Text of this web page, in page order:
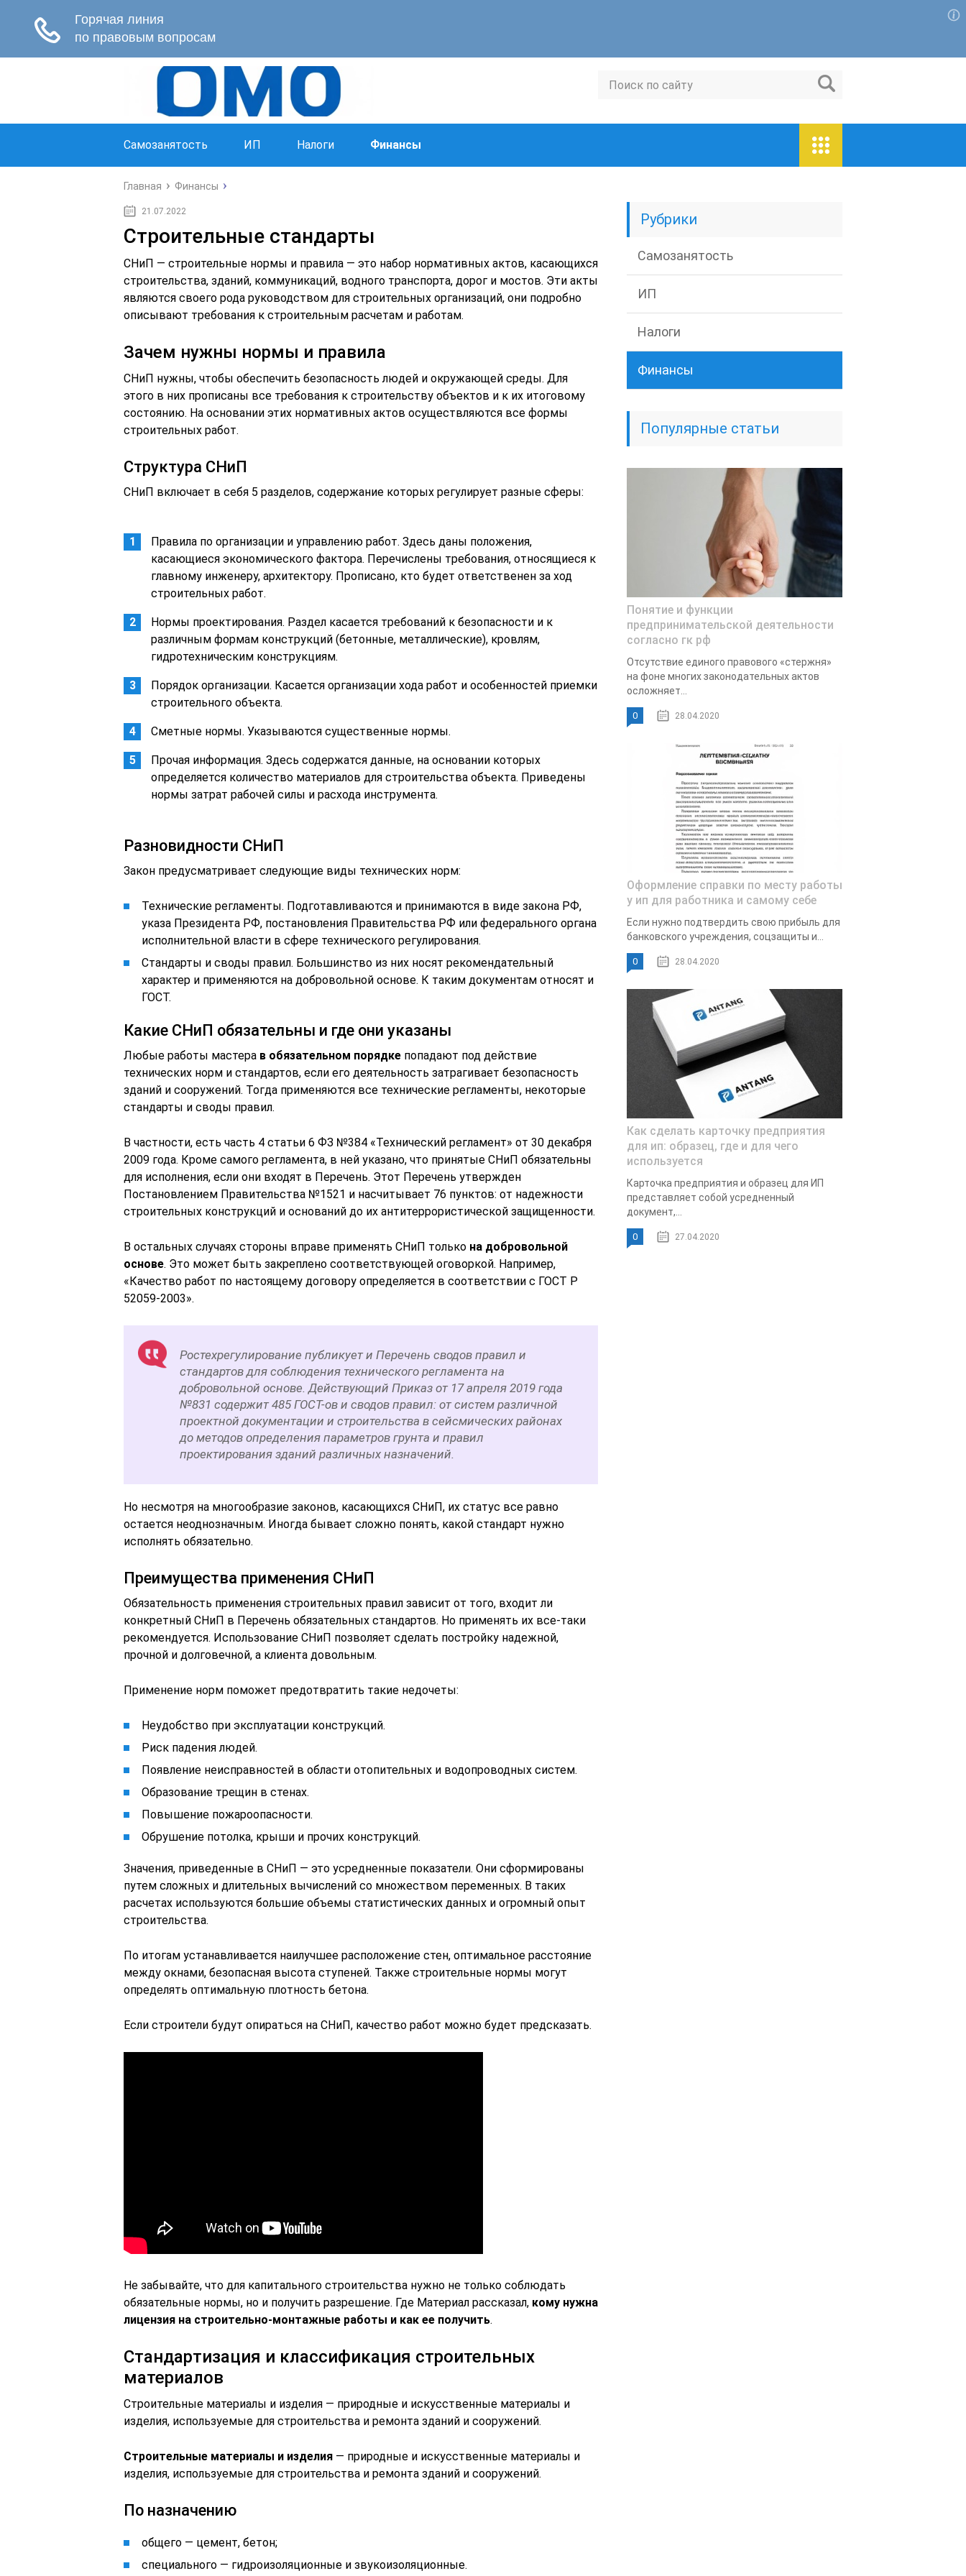
Самозанятость ИП Налоги Финансы
Главная Финансы
21.07.2022
Строительные стандарты
СНиП — строительные нормы и правила — это набор нормативных актов, касающихся
строительства, зданий, коммуникаций, водного транспорта, дорог и мостов. Эти акты
являются своего рода руководством для строительных организаций, они подробно
описывают требования к строительным расчетам и работам.
Зачем нужны нормы и правила
СНиП нужны, чтобы обеспечить безопасность людей и окружающей среды. Для
этого в них прописаны все требования к строительству объектов и к их итоговому
состоянию. На основании этих нормативных актов осуществляются все формы
строительных работ.
Структура СНиП
СНиП включает в себя 5 разделов, содержание которых регулирует разные сферы:
Правила по организации и управлению работ. Здесь даны положения,
касающиеся экономического фактора. Перечислены требования, относящиеся к
главному инженеру, архитектору. Прописано, кто будет ответственен за ход
строительных работ.
Нормы проектирования. Раздел касается требований к безопасности и к
различным формам конструкций (бетонные, металлические), кровлям,
гидротехническим конструкциям.
Порядок организации. Касается организации хода работ и особенностей приемки
строительного объекта.
Сметные нормы. Указываются существенные нормы.
Прочая информация. Здесь содержатся данные, на основании которых
определяется количество материалов для строительства объекта. Приведены
нормы затрат рабочей силы и расхода инструмента.
Разновидности СНиП
Закон предусматривает следующие виды технических норм:
Технические регламенты. Подготавливаются и принимаются в виде закона РФ,
указа Президента РФ, постановления Правительства РФ или федерального органа
исполнительной власти в сфере технического регулирования.
Стандарты и своды правил. Большинство из них носят рекомендательный
характер и применяются на добровольной основе. К таким документам относят и
ГОСТ.
Какие СНиП обязательны и где они указаны
Любые работы мастера в обязательном порядке попадают под действие
технических норм и стандартов, если его деятельность затрагивает безопасность
зданий и сооружений. Тогда применяются все технические регламенты, некоторые
стандарты и своды правил.
В частности, есть часть 4 статьи 6 ФЗ №384 «Технический регламент» от 30 декабря
2009 года. Кроме самого регламента, в ней указано, что принятые СНиП обязательны
для исполнения, если они входят в Перечень. Этот Перечень утвержден
Постановлением Правительства №1521 и насчитывает 76 пунктов: от надежности
строительных конструкций и оснований до их антитеррористической защищенности.
В остальных случаях стороны вправе применять СНиП только на добровольной
основе. Это может быть закреплено соответствующей оговоркой. Например,
«Качество работ по настоящему договору определяется в соответствии с ГОСТ Р
52059-2003».
Ростехрегулирование публикует и Перечень сводов правил и
стандартов для соблюдения технического регламента на
добровольной основе. Действующий Приказ от 17 апреля 2019 года
№831 содержит 485 ГОСТ-ов и сводов правил: от систем различной
проектной документации и строительства в сейсмических районах
до методов определения параметров грунта и правил
проектирования зданий различных назначений.
Но несмотря на многообразие законов, касающихся СНиП, их статус все равно
остается неоднозначным. Иногда бывает сложно понять, какой стандарт нужно
исполнять обязательно.
Преимущества применения СНиП
Обязательность применения строительных правил зависит от того, входит ли
конкретный СНиП в Перечень обязательных стандартов. Но применять их все-таки
рекомендуется. Использование СНиП позволяет сделать постройку надежной,
прочной и долговечной, а клиента довольным.
Применение норм поможет предотвратить такие недочеты:
Неудобство при эксплуатации конструкций.
Риск падения людей.
Появление неисправностей в области отопительных и водопроводных систем.
Образование трещин в стенах.
Повышение пожароопасности.
Обрушение потолка, крыши и прочих конструкций.
Значения, приведенные в СНиП — это усредненные показатели. Они сформированы
путем сложных и длительных вычислений со множеством переменных. В таких
расчетах используются большие объемы статистических данных и огромный опыт
строительства.
По итогам устанавливается наилучшее расположение стен, оптимальное расстояние
между окнами, безопасная высота ступеней. Также строительные нормы могут
определять оптимальную плотность бетона.
Если строители будут опираться на СНиП, качество работ можно будет предсказать.
Не забывайте, что для капитального строительства нужно не только соблюдать
обязательные нормы, но и получить разрешение. Где Материал рассказал, кому нужна
лицензия на строительно-монтажные работы и как ее получить.
Стандартизация и классификация строительных
материалов
Строительные материалы и изделия — природные и искусственные материалы и
изделия, используемые для строительства и ремонта зданий и сооружений.
Строительные материалы и изделия — природные и искусственные материалы и
изделия, используемые для строительства и ремонта зданий и сооружений.
По назначению
общего — цемент, бетон;
специального — гидроизоляционные и звукоизоляционные.
Рубрики
Самозанятость
ИП
Налоги
Финансы
Популярные статьи
Понятие и функции
предпринимательской деятельности
согласно гк рф
Отсутствие единого правового «стержня»
на фоне многих законодательных актов
осложняет...
0 28.04.2020
Оформление справки по месту работы
у ип для работника и самому себе
Если нужно подтвердить свою прибыль для
банковского учреждения, соцзащиты и...
0 28.04.2020
Как сделать карточку предприятия
для ип: образец, где и для чего
используется
Карточка предприятия и образец для ИП
представляет собой усредненный
документ,...
0 27.04.2020